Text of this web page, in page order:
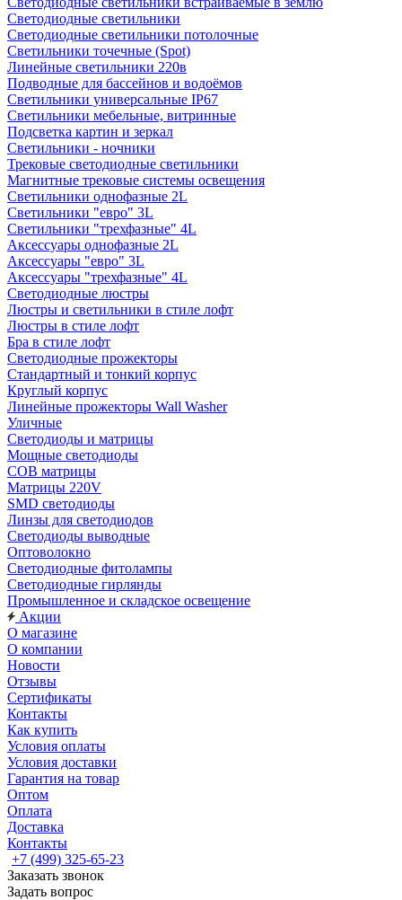
Светодиодные светильники
Светодиодные светильники потолочные
Светильники точечные (Spot)
Линейные светильники 220в
Подводные для бассейнов и водоёмов
Светильники универсальные IP67
Светильники мебельные, витринные
Подсветка картин и зеркал
Светильники - ночники
Трековые светодиодные светильники
Магнитные трековые системы освещения
Светильники однофазные 2L
Светильники "евро" 3L
Светильники "трехфазные" 4L
Аксессуары однофазные 2L
Аксессуары "евро" 3L
Аксессуары "трехфазные" 4L
Светодиодные люстры
Люстры и светильники в стиле лофт
Люстры в стиле лофт
Бра в стиле лофт
Светодиодные прожекторы
Стандартный и тонкий корпус
Круглый корпус
Линейные прожекторы Wall Washer
Уличные
Светодиоды и матрицы
Мощные светодиоды
COB матрицы
Матрицы 220V
SMD светодиоды
Линзы для светодиодов
Светодиоды выводные
Оптоволокно
Светодиодные фитолампы
Светодиодные гирлянды
Промышленное и складское освещение
Акции
О магазине
О компании
Новости
Отзывы
Сертификаты
Контакты
Как купить
Условия оплаты
Условия доставки
Гарантия на товар
Оптом
Оплата
Доставка
Контакты
+7 (499) 325-65-23
Заказать звонок
Задать вопрос